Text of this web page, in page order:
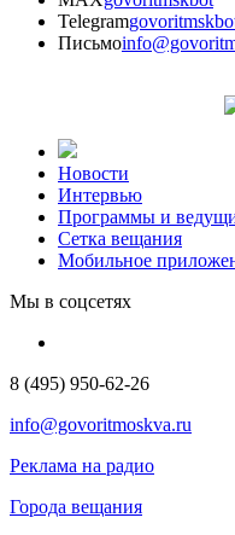
Telegram
Письмо
Новости
Интервью
Программы и
Сетка вещания
Мобильное
Мы в соцсетях
8 (495) 950-62-26
info@govoritmoskva.ru
Реклама на радио
Города вещания